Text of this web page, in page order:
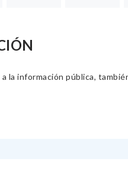
la información pública,